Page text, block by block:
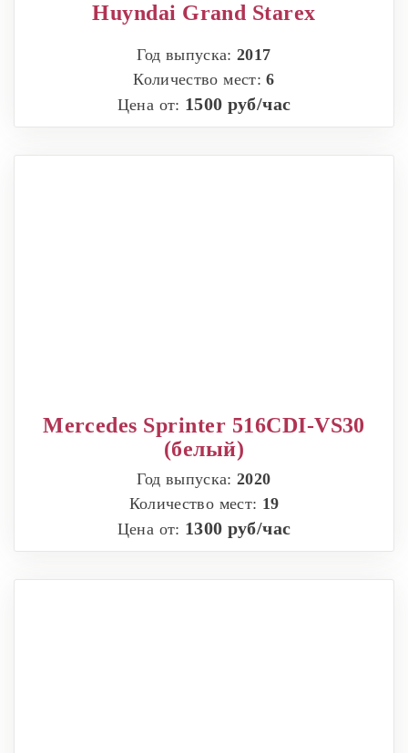
Huyndai Grand Starex
Год выпуска:2017
Количество мест:6
Цена от: 1500 руб/час
Mercedes Sprinter 516CDI-VS30
(белый)
Год выпуска:2020
Количество мест: 19
Цена от: 1300 руб/час